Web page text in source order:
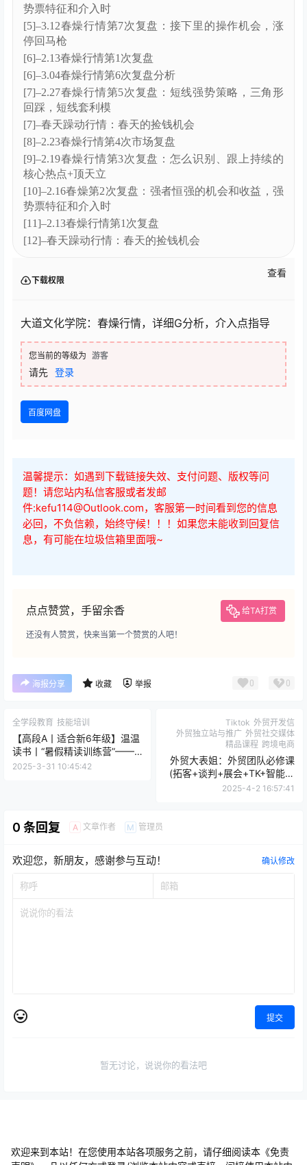
势票特征和介入时
[5]–3.12春燥行情第7次复盘：接下里的操作机会，涨
停回马枪
[6]–2.13春燥行情第1次复盘
[6]–3.04春燥行情第6次复盘分析
[7]–2.27春燥行情第5次复盘：短线强势策略，三角形
回踩，短线套利模
[7]–春天躁动行情：春天的捡钱机会
[8]–2.23春燥行情第4次市场复盘
[9]–2.19春燥行情第3次复盘：怎么识别、跟上持续的
核心热点+顶天立
[10]–2.16春燥第2次复盘：强者恒强的机会和收益，强
势票特征和介入时
[11]–2.13春燥行情第1次复盘
[12]–春天躁动行情：春天的捡钱机会
下载权限
查看
大道文化学院：春燥行情，详细G分析，介入点指导
您当前的等级为 游客
请先 登录
百度网盘
温馨提示：如遇到下载链接失效、支付问题、版权等问
题！请您站内私信客服或者发邮
件:kefu114@Outlook.com，客服第一时间看到您的信息
必回，不负信赖，始终守候！！！如果您未能收到回复信
息，有可能在垃圾信箱里面哦~
点点赞赏，手留余香 给TA打赏
还没有人赞赏，快来当第一个赞赏的人吧！
海报分享 收藏 举报 0 0
全学段教育 技能培训
【高段A丨适合新6年级】温温
读书丨“暑假精读训练营”——2
个月带领孩子精读8本好
2025-3-31 10:45:42
Tiktok 外贸开发信
外贸独立站与推广 外贸社交媒体
精品课程 跨境电商
外贸大表姐：外贸团队必修课
(拓客+谈判+展会+TK+智能一
站式外贸加油）
2025-4-2 16:57:41
0 条回复 A 文章作者 M 管理员
欢迎您，新朋友，感谢参与互动！ 确认修改
提交
暂无讨论，说说你的看法吧
欢迎来到本站！在您使用本站各项服务之前，请仔细阅读本《免责